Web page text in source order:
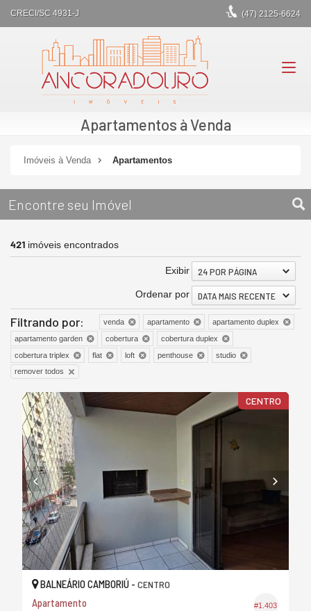
CRECI/SC 4931-J (47) 2125-6624
Apartamentos à Venda
Imóveis à Venda Apartamentos
Encontre seu Imóvel
421 imóveis encontrados
Exibir 24 POR PÁGINA
Ordenar por DATA MAIS RECENTE
Filtrando por: venda apartamento
apartamento duplex
apartamento garden
cobertura
cobertura duplex
cobertura triplex
flat loft penthouse
studio
remover todos
CENTRO
#1.403
BALNEÁRIO CAMBORIÚ - CENTRO
Apartamento